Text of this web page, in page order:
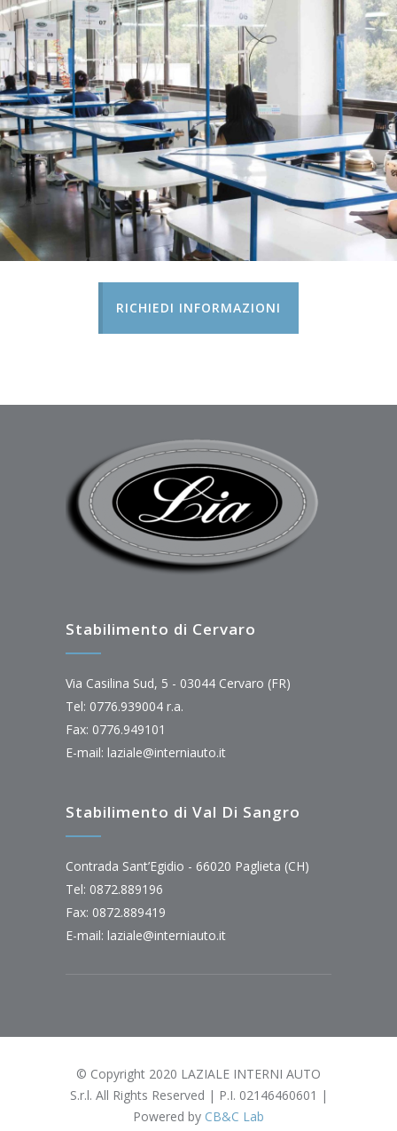
RICHIEDI INFORMAZIONI
Stabilimento di Cervaro
Via Casilina Sud, 5 - 03044 Cervaro (FR)
Tel: 0776.939004 r.a.
Fax: 0776.949101
E-mail: laziale@interniauto.it
Stabilimento di Val Di Sangro
Contrada Sant’Egidio - 66020 Paglieta (CH)
Tel: 0872.889196
Fax: 0872.889419
E-mail: laziale@interniauto.it
© Copyright 2020 LAZIALE INTERNI AUTO
S.r.l. All Rights Reserved | P.I. 02146460601 |
Powered by CB&C Lab